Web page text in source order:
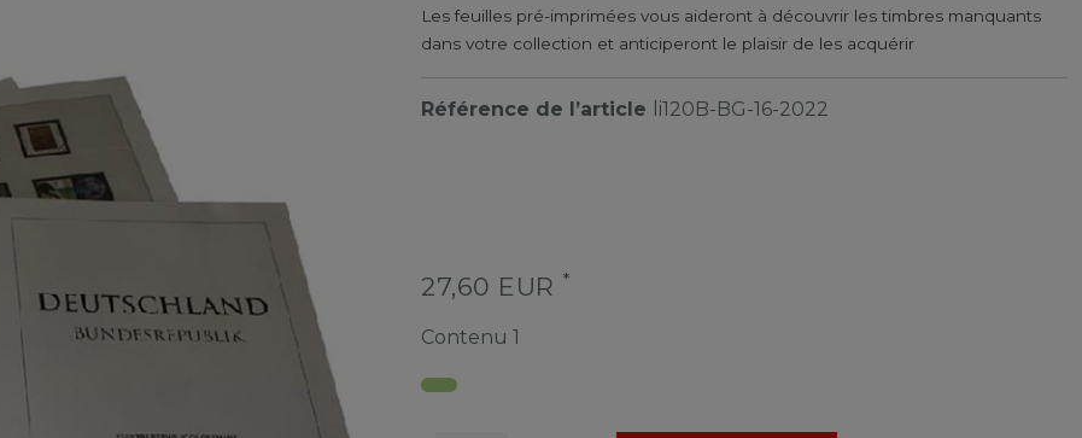
Les feuilles pré-imprimées vous aideront à découvrir les timbres manquants
dans votre collection et anticiperont le plaisir de les acquérir
Référence de l’article li120B-BG-16-2022
27,60 EUR *
Contenu 1